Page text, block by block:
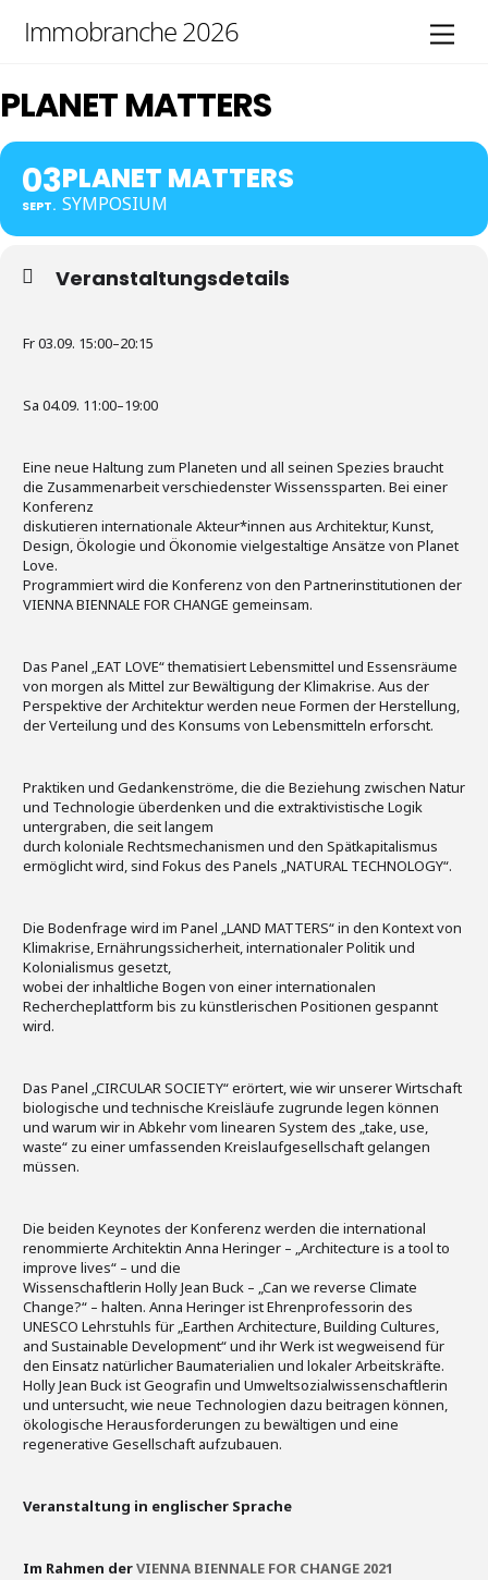
Immobranche 2026
PLANET MATTERS
03
SEPT.
PLANET MATTERS
SYMPOSIUM
Veranstaltungsdetails
Fr 03.09. 15:00–20:15
Sa 04.09. 11:00–19:00
Eine neue Haltung zum Planeten und all seinen Spezies braucht
die Zusammenarbeit verschiedenster Wissenssparten. Bei einer
Konferenz
diskutieren internationale Akteur*innen aus Architektur, Kunst,
Design, Ökologie und Ökonomie vielgestaltige Ansätze von Planet
Love.
Programmiert wird die Konferenz von den Partnerinstitutionen der
VIENNA BIENNALE FOR CHANGE gemeinsam.
Das Panel „EAT LOVE“ thematisiert Lebensmittel und Essensräume
von morgen als Mittel zur Bewältigung der Klimakrise. Aus der
Perspektive der Architektur werden neue Formen der Herstellung,
der Verteilung und des Konsums von Lebensmitteln erforscht.
Praktiken und Gedankenströme, die die Beziehung zwischen Natur
und Technologie überdenken und die extraktivistische Logik
untergraben, die seit langem
durch koloniale Rechtsmechanismen und den Spätkapitalismus
ermöglicht wird, sind Fokus des Panels „NATURAL TECHNOLOGY“.
Die Bodenfrage wird im Panel „LAND MATTERS“ in den Kontext von
Klimakrise, Ernährungssicherheit, internationaler Politik und
Kolonialismus gesetzt,
wobei der inhaltliche Bogen von einer internationalen
Rechercheplattform bis zu künstlerischen Positionen gespannt
wird.
Das Panel „CIRCULAR SOCIETY“ erörtert, wie wir unserer Wirtschaft
biologische und technische Kreisläufe zugrunde legen können
und warum wir in Abkehr vom linearen System des „take, use,
waste“ zu einer umfassenden Kreislaufgesellschaft gelangen
müssen.
Die beiden Keynotes der Konferenz werden die international
renommierte Architektin Anna Heringer – „Architecture is a tool to
improve lives“ – und die
Wissenschaftlerin Holly Jean Buck – „Can we reverse Climate
Change?“ – halten. Anna Heringer ist Ehrenprofessorin des
UNESCO Lehrstuhls für „Earthen Architecture, Building Cultures,
and Sustainable Development“ und ihr Werk ist wegweisend für
den Einsatz natürlicher Baumaterialien und lokaler Arbeitskräfte.
Holly Jean Buck ist Geografin und Umweltsozialwissenschaftlerin
und untersucht, wie neue Technologien dazu beitragen können,
ökologische Herausforderungen zu bewältigen und eine
regenerative Gesellschaft aufzubauen.
Veranstaltung in englischer Sprache
Im Rahmen derVIENNA BIENNALE FOR CHANGE 2021